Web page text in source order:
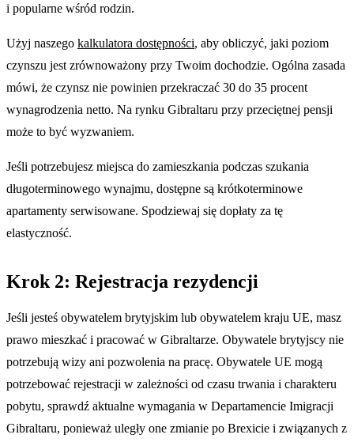
i popularne wśród rodzin.
Użyj naszego kalkulatora dostępności, aby obliczyć, jaki poziom
czynszu jest zrównoważony przy Twoim dochodzie. Ogólna zasada
mówi, że czynsz nie powinien przekraczać 30 do 35 procent
wynagrodzenia netto. Na rynku Gibraltaru przy przeciętnej pensji
może to być wyzwaniem.
Jeśli potrzebujesz miejsca do zamieszkania podczas szukania
długoterminowego wynajmu, dostępne są krótkoterminowe
apartamenty serwisowane. Spodziewaj się dopłaty za tę
elastyczność.
Krok 2: Rejestracja rezydencji
Jeśli jesteś obywatelem brytyjskim lub obywatelem kraju UE, masz
prawo mieszkać i pracować w Gibraltarze. Obywatele brytyjscy nie
potrzebują wizy ani pozwolenia na pracę. Obywatele UE mogą
potrzebować rejestracji w zależności od czasu trwania i charakteru
pobytu, sprawdź aktualne wymagania w Departamencie Imigracji
Gibraltaru, ponieważ uległy one zmianie po Brexicie i związanych z